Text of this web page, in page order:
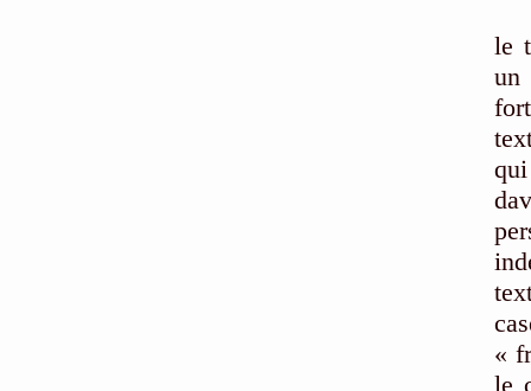
le
un
«
le